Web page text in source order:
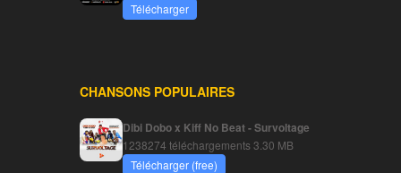
Télécharger
CHANSONS POPULAIRES
Dibi Dobo x Kiff No Beat - Survoltage
1238274 téléchargements3.30 MB
Télécharger (free)